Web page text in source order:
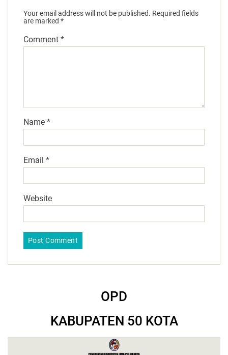
Your email address will not be published. Required fields
are marked *
Comment *
Name *
Email *
Website
OPD
KABUPATEN 50 KOTA